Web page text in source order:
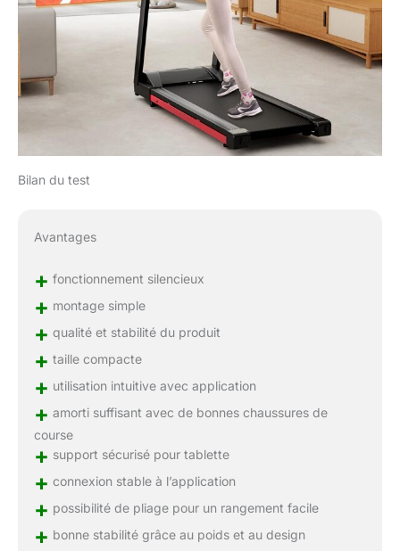
Bilan du test
Avantages
+ fonctionnement silencieux
+ montage simple
+ qualité et stabilité du produit
+ taille compacte
+ utilisation intuitive avec application
+ amorti suffisant avec de bonnes chaussures de
course
+ support sécurisé pour tablette
+ connexion stable à l’application
+ possibilité de pliage pour un rangement facile
+ bonne stabilité grâce au poids et au design